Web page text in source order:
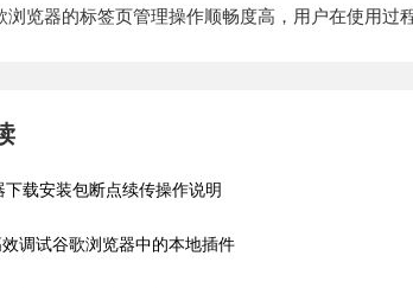
浏览器的标签页管理操作顺畅度高，用户在使用过
下载安装包断点续传操作说明
调试谷歌浏览器中的本地插件